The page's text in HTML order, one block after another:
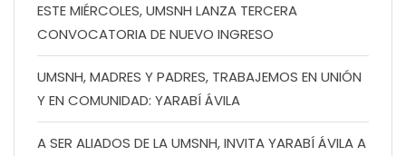
ESTE MIÉRCOLES, UMSNH LANZA TERCERA
CONVOCATORIA DE NUEVO INGRESO
UMSNH, MADRES Y PADRES, TRABAJEMOS EN UNIÓN
Y EN COMUNIDAD: YARABÍ ÁVILA
A SER ALIADOS DE LA UMSNH, INVITA YARABÍ ÁVILA A